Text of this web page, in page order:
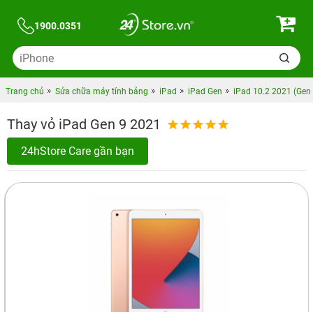
1900.0351
Trang chủ Sửa chữa máy tính bảng iPad iPad Gen iPad 10.2 2021 (Gen
Thay vỏ iPad Gen 9 2021
24hStore Care gần bạn